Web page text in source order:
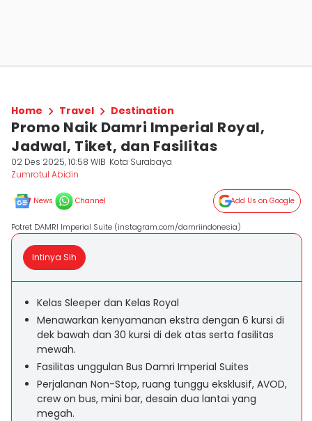
Home Travel Destination
Promo Naik Damri Imperial Royal,
Jadwal, Tiket, dan Fasilitas
02 Des 2025, 10:58 WIB Kota Surabaya
Zumrotul Abidin
News Channel Add Us on Google
Potret DAMRI Imperial Suite (instagram.com/damriindonesia)
Intinya Sih
Kelas Sleeper dan Kelas Royal
Menawarkan kenyamanan ekstra dengan 6 kursi di
dek bawah dan 30 kursi di dek atas serta fasilitas
mewah.
Fasilitas unggulan Bus Damri Imperial Suites
Perjalanan Non-Stop, ruang tunggu eksklusif, AVOD,
crew on bus, mini bar, desain dua lantai yang
megah.